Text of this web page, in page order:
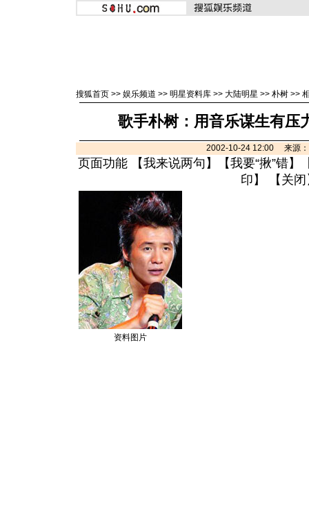
搜狐首页 >> 娱乐频道 >> 明星资料库 >> 大陆明星 >> 朴树 >>
歌手朴树：用音乐谋生有压
2002-10-24 12:00 来源：
页面功能 【我来说两句 】【我要“揪”错】
印 】 【 关闭
资料图片